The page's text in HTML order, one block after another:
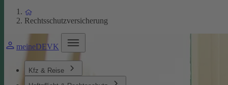
meineDEVK
Kfz & Reise
Rechtsschutzversicherung